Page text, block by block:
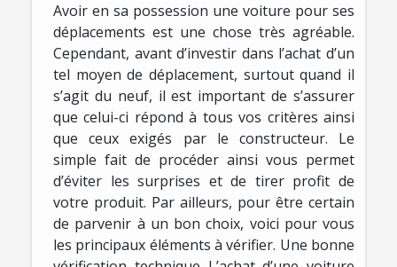
Avoir en sa possession une voiture pour ses
déplacements est une chose très agréable.
Cependant, avant d’investir dans l’achat d’un
tel moyen de déplacement, surtout quand il
s’agit du neuf, il est important de s’assurer
que celui-ci répond à tous vos critères ainsi
que ceux exigés par le constructeur. Le
simple fait de procéder ainsi vous permet
d’éviter les surprises et de tirer profit de
votre produit. Par ailleurs, pour être certain
de parvenir à un bon choix, voici pour vous
les principaux éléments à vérifier. Une bonne